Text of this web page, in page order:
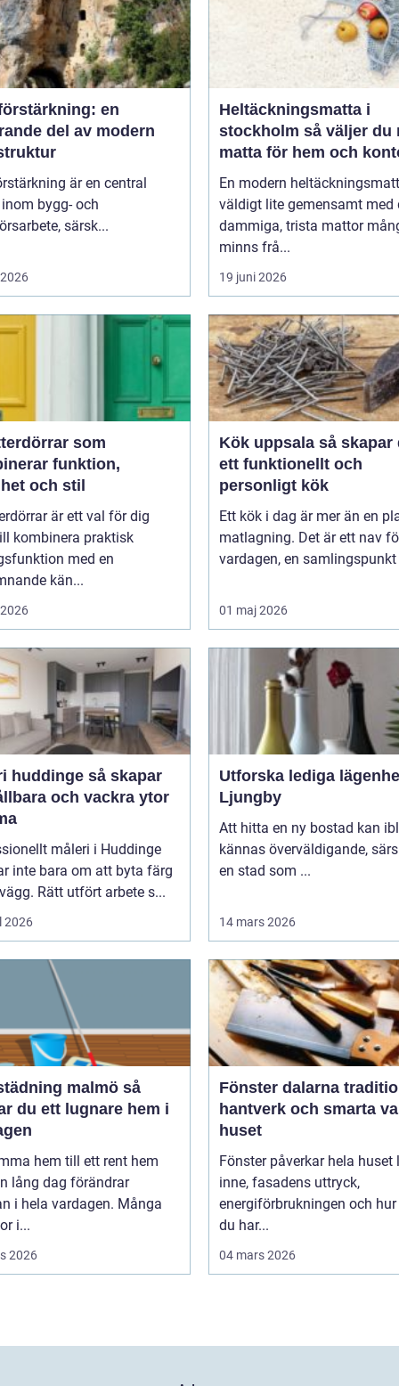
en
del av modern
är en central
bygg- och
särsk...
Heltäckningsmatta i
stockholm så väljer du rätt
matta för hem och
En modern
väldigt lite gemensamt med
dammiga, trista mattor
minns frå...
19 juni 2026
som
funktion,
och stil
är ett val för dig
kombinera praktisk
med en
kän...
Kök uppsala så skapar du
ett funktionellt och
personligt kök
Ett kök i dag är mer än en
matlagning. Det är ett nav
vardagen, en
01 maj 2026
så skapar
och vackra ytor
måleri i Huddinge
inte bara om att byta färg
Rätt utfört arbete s...
2026
Utforska lediga
Ljungby
Att hitta en ny bostad kan
kännas överväldigande,
en stad som ...
14 mars 2026
malmö så
du ett lugnare hem i
hem till ett rent hem
lång dag förändrar
i hela vardagen. Många
i...
2026
Fönster dalarna tradition,
hantverk och smarta
huset
Fönster påverkar hela huset ljuset
inne, fasadens uttryck,
energiförbrukningen och
du har...
04 mars 2026